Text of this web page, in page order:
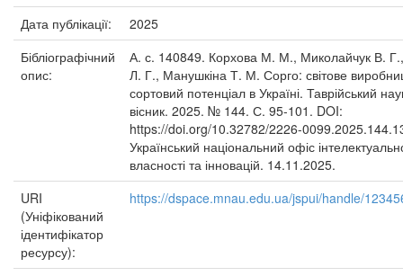
Дата публікації:
2025
Бібліографічний
опис:
А. с. 140849. Корхова М. М., Миколайчук В.
Л. Г., Манушкіна Т. М. Сорго: світове
сортовий потенціал в Україні. Таврійський
вісник. 2025. № 144. С. 95-101. DOI:
https://doi.org/10.32782/2226-
Український національний офіс
власності та інновацій. 14.11.2025.
URI
(Уніфікований
ідентифікатор
ресурсу):
https://dspace.mnau.edu.ua/jspui/handle/